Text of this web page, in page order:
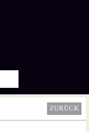
ZURÜCK